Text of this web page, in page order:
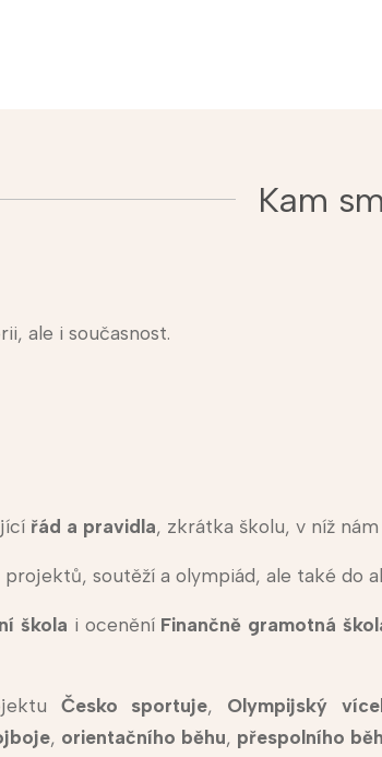
Kam
ale i současnost.
řád a pravidla, zkrátka školu, v níž nám
soutěží a olympiád, ale také do
škola i ocenění Finančně gramotná
Česko sportuje, Olympijský
, orientačního běhu, přespolního